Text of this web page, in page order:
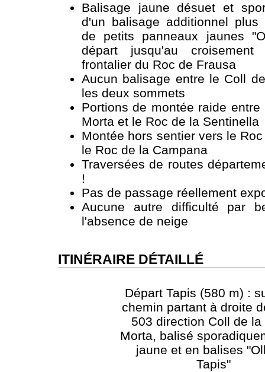
Balisage jaune désuet et
d'un balisage additionnel
de petits panneaux jaunes
départ jusqu'au
frontalier du Roc de Frausa
Aucun balisage entre le Coll
les deux sommets
Portions de montée raide
Morta et le Roc de la Sentinella
Montée hors sentier vers le
le Roc de la Campana
Traversées de routes
!
Pas de passage réellement
Aucune autre difficulté par
l'absence de neige
ITINÉRAIRE DÉTAILLÉ
Départ Tapis (580 m) :
chemin partant à droite
503 direction Coll de la
Morta, balisé
jaune et en balises
Tapis"